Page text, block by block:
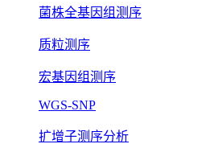
菌株全基因组测序
质粒测序
宏基因组测序
WGS-SNP
扩增子测序分析